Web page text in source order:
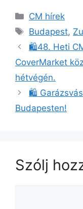
CM hírek
Budapest,
🛍️48. Heti
CoverMarket
hétvégén.
🛍️
Budapesten!
Szólj